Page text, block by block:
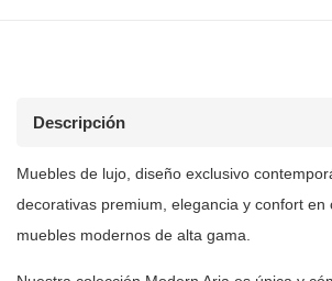
Descripción
Muebles de lujo, diseño exclusivo
decorativas premium, elegancia y confort en
muebles modernos de alta gama.